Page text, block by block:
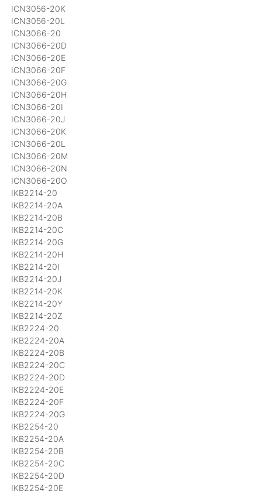
ICN3056-20K
ICN3056-20L
ICN3066-20
ICN3066-20D
ICN3066-20E
ICN3066-20F
ICN3066-20G
ICN3066-20H
ICN3066-20I
ICN3066-20J
ICN3066-20K
ICN3066-20L
ICN3066-20M
ICN3066-20N
ICN3066-20O
IKB2214-20
IKB2214-20A
IKB2214-20B
IKB2214-20C
IKB2214-20G
IKB2214-20H
IKB2214-20I
IKB2214-20J
IKB2214-20K
IKB2214-20Y
IKB2214-20Z
IKB2224-20
IKB2224-20A
IKB2224-20B
IKB2224-20C
IKB2224-20D
IKB2224-20E
IKB2224-20F
IKB2224-20G
IKB2254-20
IKB2254-20A
IKB2254-20B
IKB2254-20C
IKB2254-20D
IKB2254-20E